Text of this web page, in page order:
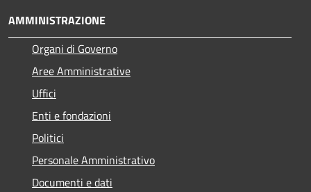
AMMINISTRAZIONE
Organi di Governo
Aree Amministrative
Uffici
Enti e fondazioni
Politici
Personale Amministrativo
Documenti e dati